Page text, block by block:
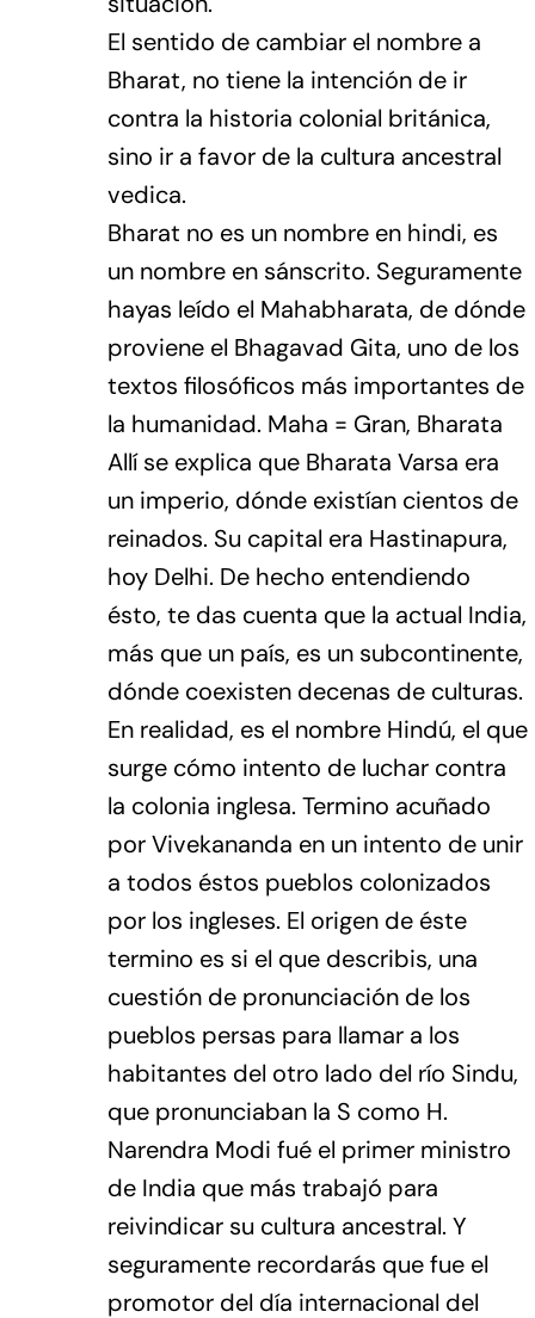
El sentido de cambiar el nombre a
Bharat, no tiene la intención de ir
contra la historia colonial británica,
sino ir a favor de la cultura ancestral
vedica.
Bharat no es un nombre en hindi, es
un nombre en sánscrito. Seguramente
hayas leído el Mahabharata, de dónde
proviene el Bhagavad Gita, uno de los
textos filosóficos más importantes de
la humanidad. Maha = Gran, Bharata
Allí se explica que Bharata Varsa era
un imperio, dónde existían cientos de
reinados. Su capital era Hastinapura,
hoy Delhi. De hecho entendiendo
ésto, te das cuenta que la actual India,
más que un país, es un subcontinente,
dónde coexisten decenas de culturas.
En realidad, es el nombre Hindú, el que
surge cómo intento de luchar contra
la colonia inglesa. Termino acuñado
por Vivekananda en un intento de unir
a todos éstos pueblos colonizados
por los ingleses. El origen de éste
termino es si el que describis, una
cuestión de pronunciación de los
pueblos persas para llamar a los
habitantes del otro lado del río Sindu,
que pronunciaban la S como H.
Narendra Modi fué el primer ministro
de India que más trabajó para
reivindicar su cultura ancestral. Y
seguramente recordarás que fue el
promotor del día internacional del